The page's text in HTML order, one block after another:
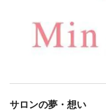
勤務時間
週3回 週4回 週5回
思います＾＾
自由に楽しんでください！
サロンの夢・想い